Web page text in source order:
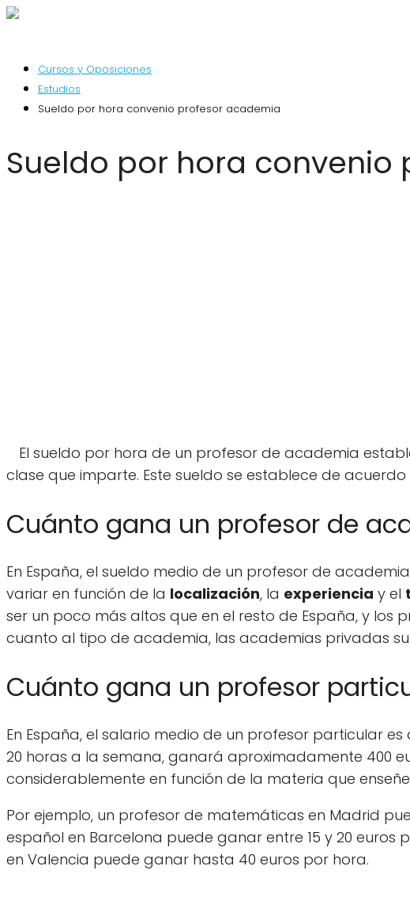
Cursos y Oposiciones
Estudios
Sueldo por hora convenio profesor academia
Sueldo por hora
El sueldo por hora de un profesor de academia
clase que imparte. Este sueldo se establece de
Cuánto gana un profesor de
En España, el sueldo medio de un profesor de
variar en función de la localización, la experiencia y el
ser un poco más altos que en el resto de España, y los
cuanto al tipo de academia, las academias privadas
Cuánto gana un profesor
En España, el salario medio de un profesor particular
20 horas a la semana, ganará aproximadamente 400
considerablemente en función de la materia que
Por ejemplo, un profesor de matemáticas en Madrid
español en Barcelona puede ganar entre 15 y 20 euros
en Valencia puede ganar hasta 40 euros por hora.